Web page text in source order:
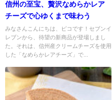
信州の至宝、贅沢なめらかレア
チーズで心ゆくまで味わう
みなさんこんにちは、ピコです！セブンイ
レブンから、待望の新商品が登場しまし
た。それは、信州産クリームチーズを使用
した「なめらかレアチーズ」で...